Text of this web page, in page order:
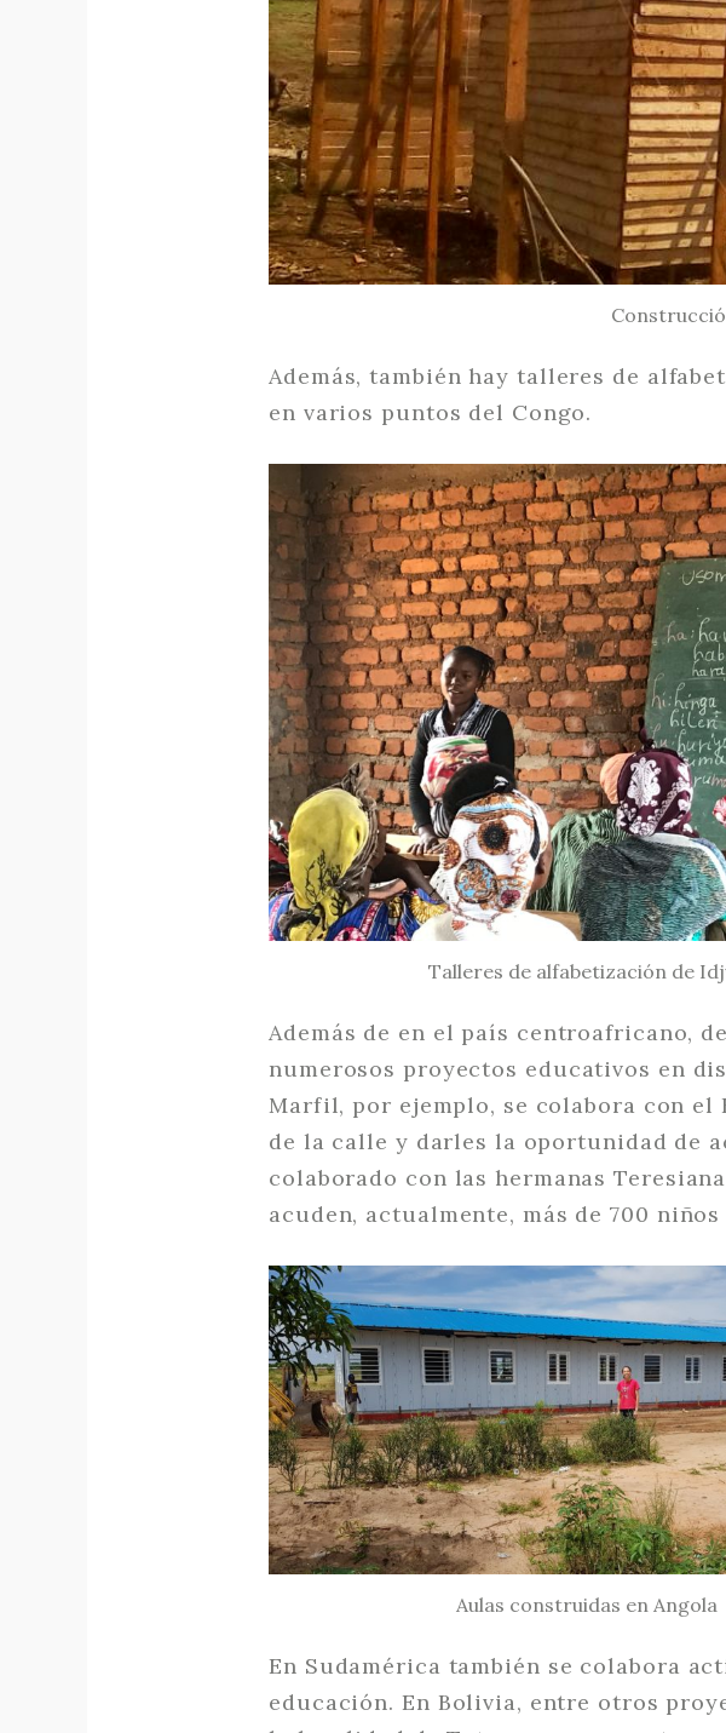
Además, también hay talleres de
en varios puntos del Congo.
Talleres de alfabetización de
Además de en el país centroafricano,
numerosos proyectos educativos en
Marfil, por ejemplo, se colabora con
de la calle y darles la oportunidad de
colaborado con las hermanas
acuden, actualmente, más de 700
Aulas construidas en Angola
En Sudamérica también se colabora
educación. En Bolivia, entre otros